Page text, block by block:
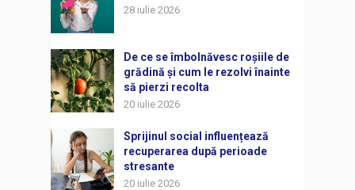
28 iulie 2026
De ce se îmbolnăvesc roșiile de
grădină și cum le rezolvi înainte
să pierzi recolta
20 iulie 2026
Sprijinul social influențează
recuperarea după perioade
stresante
20 iulie 2026